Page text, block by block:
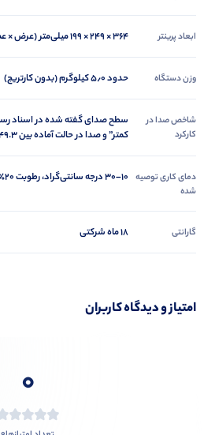
ابعاد پرینتر 364 × 249 × 199 میلی‌متر (عرض × عمق × ارتفاع)
وزن دستگاه حدود ۵٫۰ کیلوگرم (بدون کارتریج)
شاخص صدا در
کارکرد
کمتر” و صدا در حالت آماده بین ۴۹.۳ dB گزارش شده است.
دمای کاری توصیه
شده
۱۰–۳۰ درجه سانتی‌گراد، رطوبت ۲۰٪ تا ۸۰٪ RH
گارانتی 18 ماه شرکتی
امتیاز و دیدگاه کاربران
0